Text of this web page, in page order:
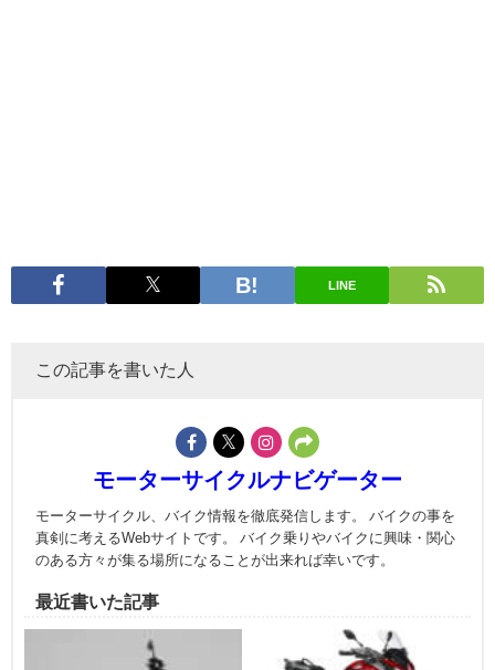
LINE
この記事を書いた人
モーターサイクルナビゲーター
モーターサイクル、バイク情報を徹底発信します。 バイクの事を
真剣に考えるWebサイトです。 バイク乗りやバイクに興味・関心
のある方々が集る場所になることが出来れば幸いです。
最近書いた記事